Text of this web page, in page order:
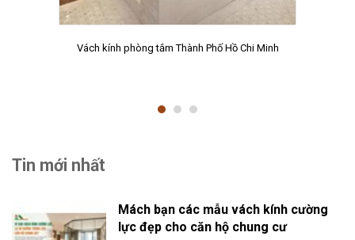
Vách kính phòng tắm Thành Phố Hồ Chi Minh
Tin mới nhất
Mách bạn các mẫu vách kính cường
lực đẹp cho căn hộ chung cư